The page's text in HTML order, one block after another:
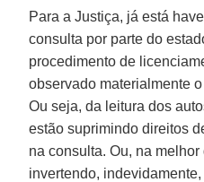
Para a Justiça, já está
consulta por parte do
procedimento de
observado materialmente
Ou seja, da leitura dos
estão suprimindo direitos
na consulta. Ou, na
invertendo,